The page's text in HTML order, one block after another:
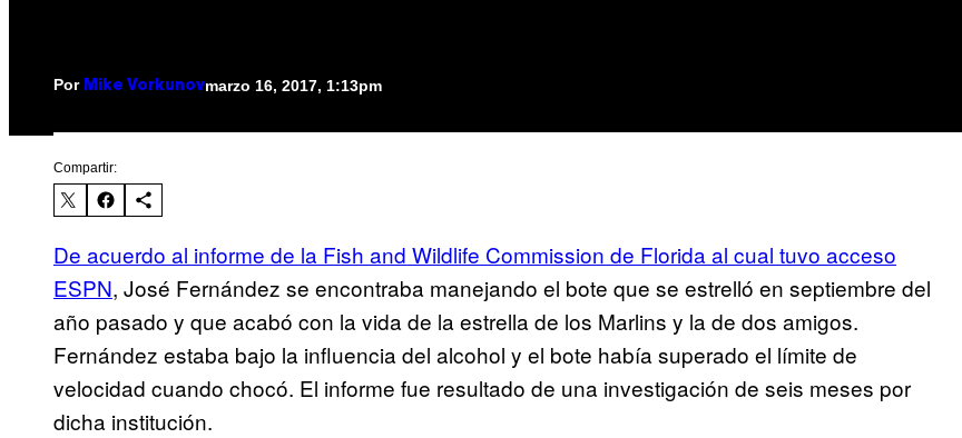
Por Mike Vorkunovmarzo 16, 2017, 1:13pm
Compartir:
De acuerdo al informe de la Fish and Wildlife Commission de Florida al cual tuvo acceso
ESPN, José Fernández se encontraba manejando el bote que se estrelló en septiembre del
año pasado y que acabó con la vida de la estrella de los Marlins y la de dos amigos.
Fernández estaba bajo la influencia del alcohol y el bote había superado el límite de
velocidad cuando chocó. El informe fue resultado de una investigación de seis meses por
dicha institución.